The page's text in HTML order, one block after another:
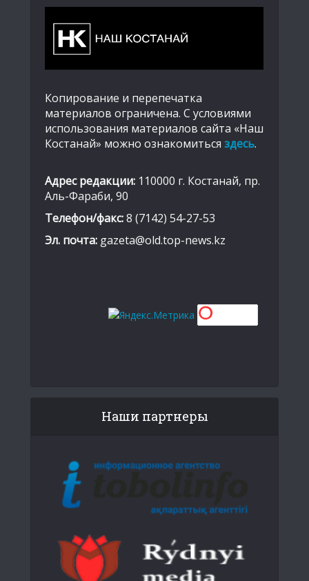
Копирование и перепечатка
материалов ограничена. С условиями
использования материалов сайта «Наш
Костанай» можно ознакомиться здесь.
Адрес редакции: 110000 г. Костанай, пр.
Аль-Фараби, 90
Телефон/факс:8 (7142) 54-27-53
Эл. почта: gazeta@old.top-news.kz
Наши партнеры